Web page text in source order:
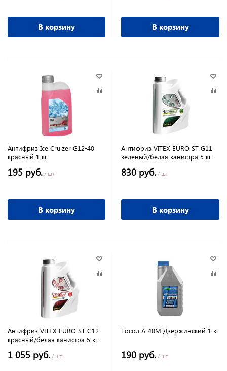
В корзину В корзину
Антифриз Ice Cruizer G12-40
красный 1 кг
195 руб. / шт
В корзину
Антифриз VITEX EURO ST G11
зелёный/белая канистра 5 кг
830 руб. / шт
В корзину
Антифриз VITEX EURO ST G12
красный/белая канистра 5 кг
1 055 руб. / шт
Тосол А-40М Дзержинский 1 кг
190 руб. / шт